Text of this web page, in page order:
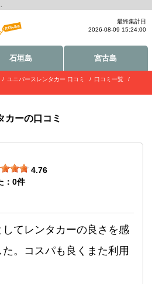
最終集計日
2026-08-09 15:24:00
石垣島 宮古島
ユニバースレンタカー 口コミ
口コミ一覧
カーの口コミ
4.76
： 0件
てレンタカーの良さを感
。コスパも良くまた利用